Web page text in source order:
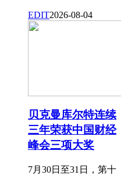
EDIT2026-08-04
贝克曼库尔特连续
三年荣获中国财经
峰会三项大奖
7月30日至31日，第十